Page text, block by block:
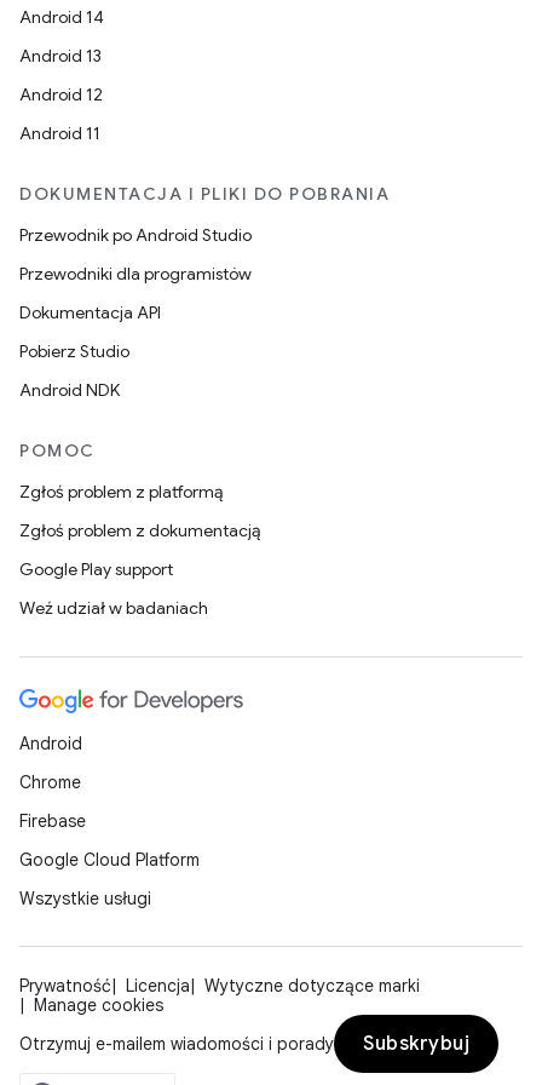
Android 14
Android 13
Android 12
Android 11
DOKUMENTACJA I PLIKI DO POBRANIA
Przewodnik po Android Studio
Przewodniki dla programistów
Dokumentacja API
Pobierz Studio
Android NDK
POMOC
Zgłoś problem z platformą
Zgłoś problem z dokumentacją
Google Play support
Weź udział w badaniach
Android
Chrome
Firebase
Google Cloud Platform
Wszystkie usługi
Prywatność Licencja
Wytyczne dotyczące marki
Manage cookies
Otrzymuj e-mailem wiadomości i porady
Subskrybuj